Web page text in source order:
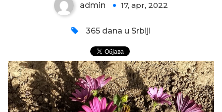
admin 17, apr, 2022
365 dana u Srbiji